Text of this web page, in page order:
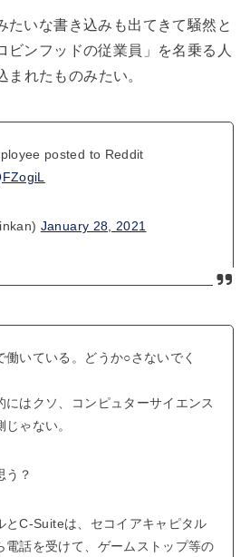
たいな書き込みも出てきて騒然と
ビンフッドの従業員」を名乗る人
れたものみたい。
posted to Reddit
January 28, 2021
働いている。どうか○さないでく
にはクソ、コンピュターサイエンス
ゃない。
う？
とC-Suiteは、セコイアキャピタル
電話を受けて、ゲームストップ等の